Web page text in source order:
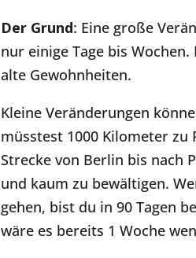
Der Grund: Eine große
nur einige Tage bis
alte Gewohnheiten.
Kleine Veränderungen
müsstest 1000 Kilometer zu
Strecke von Berlin bis nach
und kaum zu bewältigen.
gehen, bist du in 90 Tagen
wäre es bereits 1 Woche